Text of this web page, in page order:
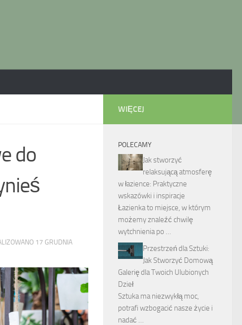
do
17 GRUDNIA
WIĘCEJ
POLECAMY
Jak stworzyć
relaksującą atmosferę
w łazience: Praktyczne
wskazówki i inspiracje
Łazienka to miejsce, w którym
możemy znaleźć chwilę
wytchnienia po …
Przestrzeń dla Sztuki:
Jak Stworzyć Domową
Galerię dla Twoich Ulubionych
Dzieł
Sztuka ma niezwykłą moc,
potrafi wzbogacić nasze życie i
nadać …